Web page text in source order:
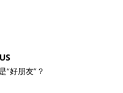
“好朋友”？